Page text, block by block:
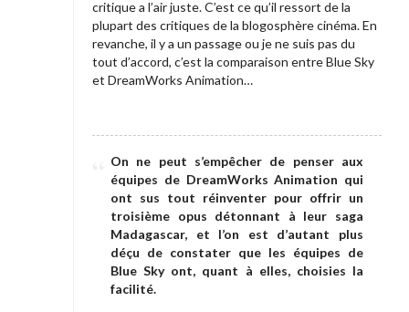
i
t
i
c
i
n
é
m
a
critique a l’air juste. C’est ce qu’il ressort de la
plupart des critiques de la blogosphère cinéma. En
revanche, il y a un passage ou je ne suis pas du
tout d’accord, c’est la comparaison entre Blue Sky
et DreamWorks Animation…
On ne peut s’empêcher de penser aux
équipes de DreamWorks Animation qui
ont sus tout réinventer pour offrir un
troisième opus détonnant à leur saga
Madagascar, et l’on est d’autant plus
déçu de constater que les équipes de
Blue Sky ont, quant à elles, choisies la
facilité.